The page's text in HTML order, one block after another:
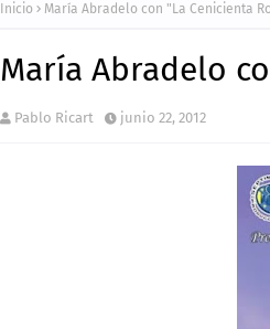
Inicio María Abradelo con "La Cenicienta
María Abradelo
Pablo Ricart junio 22, 2012